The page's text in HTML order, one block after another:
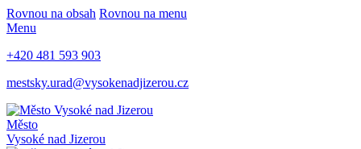
Rovnou na obsah Rovnou na menu
Menu
+420 481 593 903
mestsky.urad@vysokenadjizerou.cz
Město
Vysoké nad Jizerou